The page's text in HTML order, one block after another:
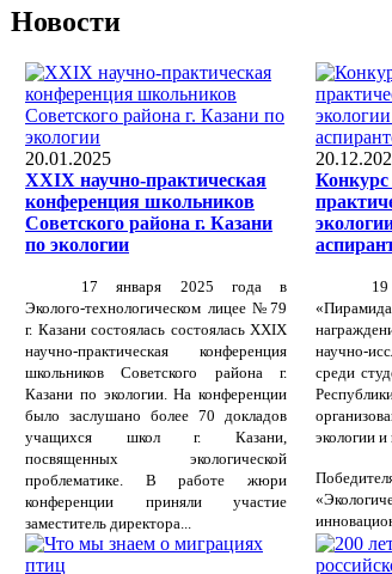
Новости
20.01.2025
XXIX научно-практическая
конференция школьников
Советского района г. Казани
по экологии
17 января 2025 года в
Эколого-технологическом лицее №79
г. Казани состоялась состоялась XXIX
научно-практическая конференция
школьников Советского района г.
Казани по экологии. На конференции
было заслушано более 70 докладов
учащихся школ г. Казани,
посвященных экологической
проблематике. В работе жюри
конференции приняли участие
заместитель директора...
Конкурс
научно-
среди
экологии